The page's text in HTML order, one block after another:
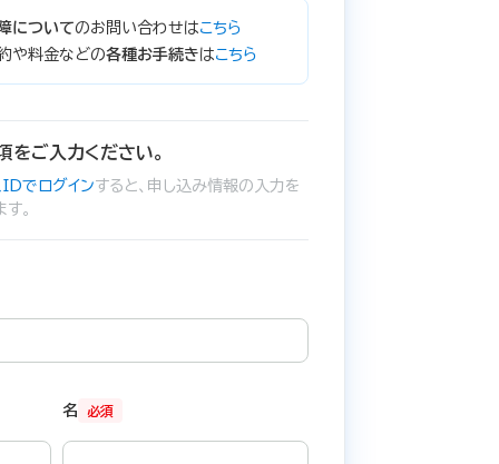
についてのお問い合わせはこちら
や料金などの各種お手続きはこちら
をご入力ください。
でログインすると、申し込み情報の入力を
。
必須
名